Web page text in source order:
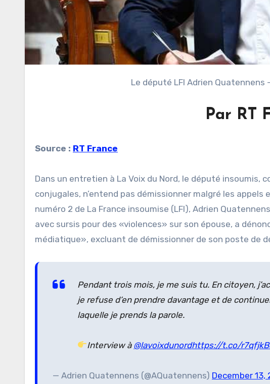
Le député LFI Adrien Quatennens
Par RT
Source : RT France
Dans un entretien à La Voix du Nord, le député insoumis,
conjugales, n’entend pas démissionner malgré les appels
numéro 2 de La France insoumise (LFI), Adrien
avec sursis pour des «violences» sur son épouse, a
médiatique», excluant de démissionner de son poste de
Pendant trois mois, je me suis tu. En citoyen,
je refuse d’en prendre davantage et de
laquelle je prends la parole.
Interview à @lavoixdunordhttps://t.co/
— Adrien Quatennens (@AQuatennens) December 13,